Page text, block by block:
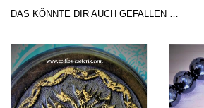
DAS KÖNNTE DIR AUCH GEFALLEN …